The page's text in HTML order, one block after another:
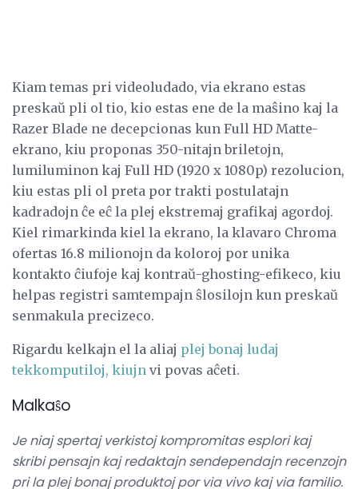
Kiam temas pri videoludado, via ekrano estas
preskaŭ pli ol tio, kio estas ene de la maŝino kaj la
Razer Blade ne decepcionas kun Full HD Matte-
ekrano, kiu proponas 350-nitajn briletojn,
lumiluminon kaj Full HD (1920 x 1080p) rezolucion,
kiu estas pli ol preta por trakti postulatajn
kadradojn ĉe eĉ la plej ekstremaj grafikaj agordoj.
Kiel rimarkinda kiel la ekrano, la klavaro Chroma
ofertas 16.8 milionojn da koloroj por unika
kontakto ĉiufoje kaj kontraŭ-ghosting-efikeco, kiu
helpas registri samtempajn ŝlosilojn kun preskaŭ
senmakula precizeco.
Rigardu kelkajn el la aliaj plej bonaj ludaj
tekkomputiloj, kiujn vi povas aĉeti.
Malkaŝo
Je niaj spertaj verkistoj kompromitas esplori kaj
skribi pensajn kaj redaktajn sendependajn recenzojn
pri la plej bonaj produktoj por via vivo kaj via familio.